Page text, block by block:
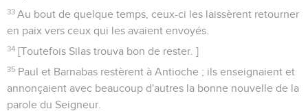
33 Au bout de quelque temps, ceux-ci les laissèrent retourner
en paix vers ceux qui les avaient envoyés.
34 [Toutefois Silas trouva bon de rester. ]
35 Paul et Barnabas restèrent à Antioche ; ils enseignaient et
annonçaient avec beaucoup d'autres la bonne nouvelle de la
parole du Seigneur.